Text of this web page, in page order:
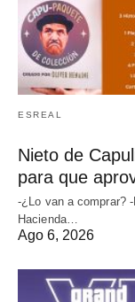
ESREAL
Nieto de
para que
-¿Lo van a comprar?
Hacienda…
Ago 6, 2026